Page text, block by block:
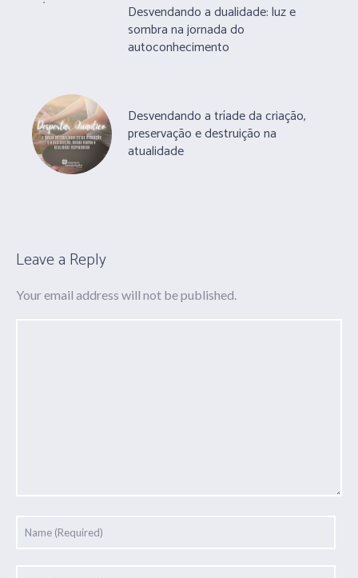
Desvendando a dualidade: luz e
sombra na jornada do
autoconhecimento
Desvendando a tríade da criação,
preservação e destruição na
atualidade
Leave a Reply
Your email address will not be published.